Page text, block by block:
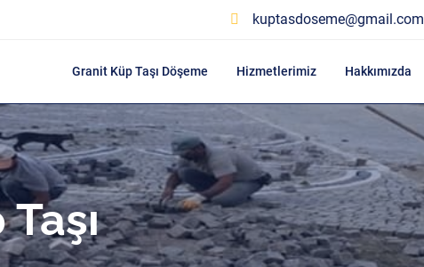
kuptasdoseme@gmail.com
Granit Küp Taşı Döşeme Hizmetlerimiz Hakkımızda